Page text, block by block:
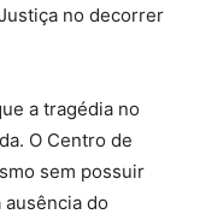
no decorrer
a tragédia no
O Centro de
sem possuir
do